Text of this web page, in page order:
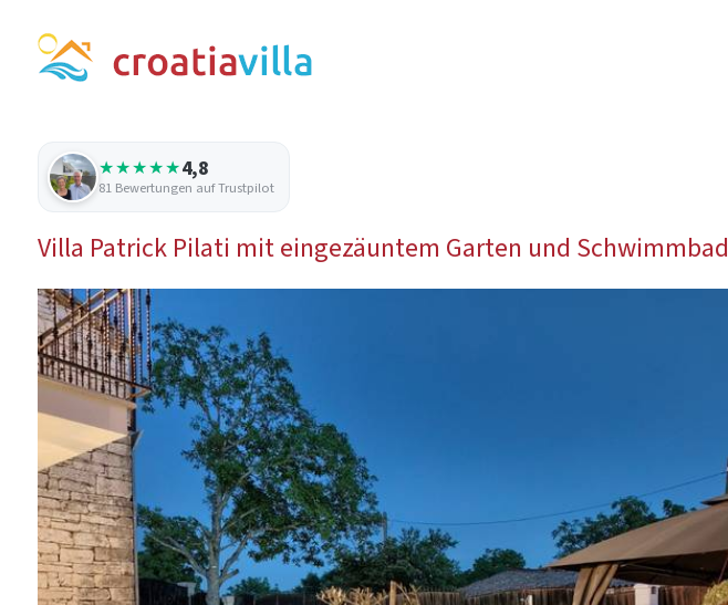
★★★★★4,8
81 Bewertungen auf Trustpilot
Villa Patrick Pilati mit eingezäuntem Garten und Schwimmbad